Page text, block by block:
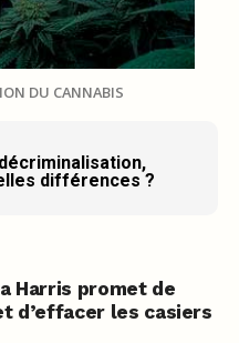
DU CANNABIS
différences ?
Harris promet de
d’effacer les casiers